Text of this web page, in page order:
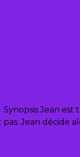
Synopsis Jean
Jean décide